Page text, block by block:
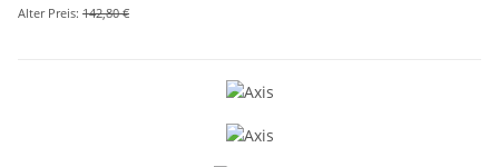
Alter Preis: 142,80 €